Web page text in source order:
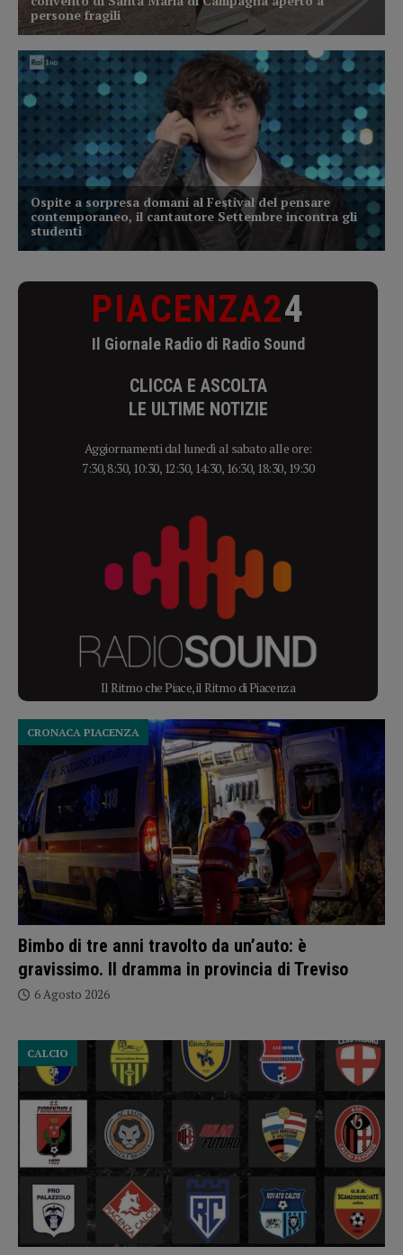
PIACENZA24
Il Giornale Radio di Radio Sound
CLICCA E ASCOLTA
LE ULTIME NOTIZIE
Aggiornamenti dal lunedì al sabato alle ore:
7:30, 8:30, 10:30, 12:30, 14:30, 16:30, 18:30, 19:30
Il Ritmo che Piace, il Ritmo di Piacenza
Bimbo di tre anni travolto da un’auto: è
gravissimo. Il dramma in provincia di Treviso
CRONACA PIACENZA
6 Agosto 2026
CALCIO